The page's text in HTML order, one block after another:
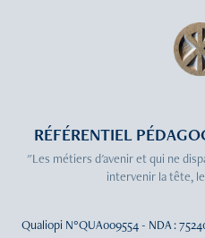
RÉFÉRENTIEL
"Les métiers d'avenir et qui ne
intervenir la tête,
Qualiopi N°QUA009554 - NDA :